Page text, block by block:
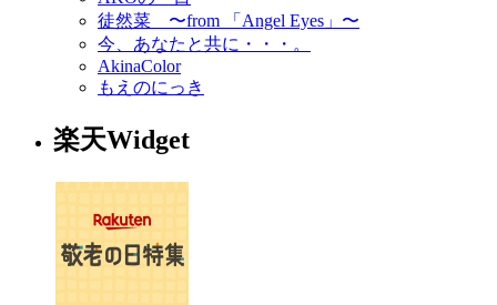
徒然菜 〜from 「Angel Eyes」〜
今、あなたと共に・・・。
AkinaColor
もえのにっき
楽天Widget